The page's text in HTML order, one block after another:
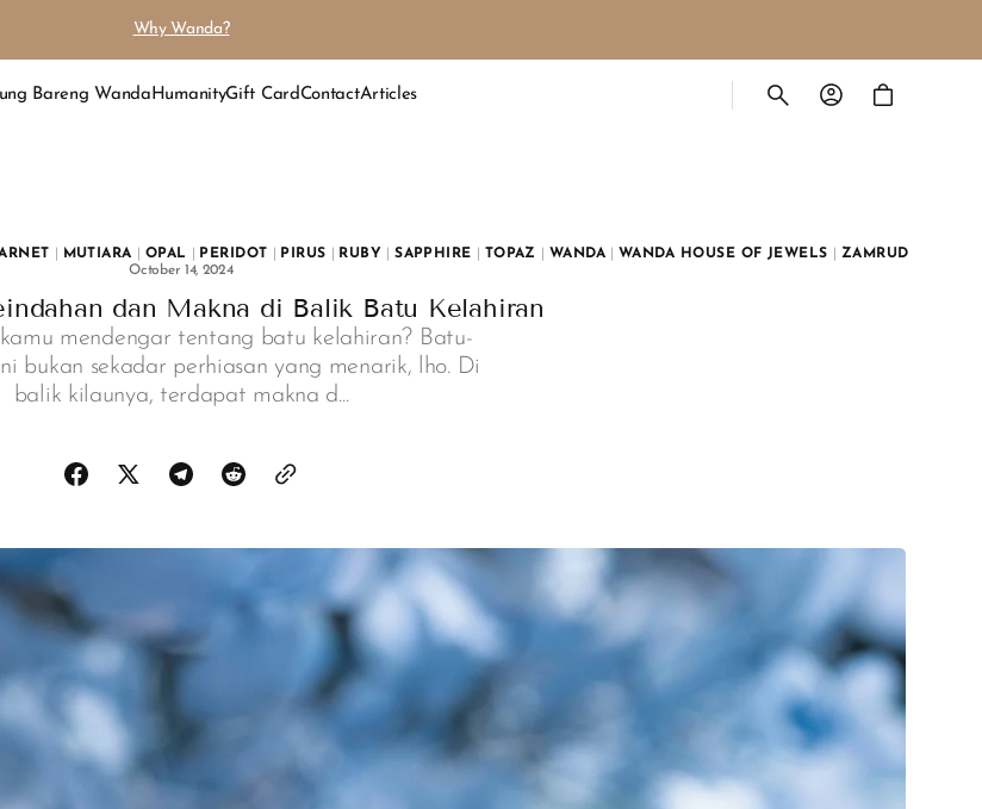
Why Wanda?
Bareng WandaHumanityGift CardContactArticles Cart
MUTIARA OPAL PERIDOT PIRUS RUBY SAPPHIRE TOPAZ WANDA WANDA HOUSE OF JEWELS
ZAMRUD
October 14, 2024
dan Makna di Balik Batu Kelahiran
mendengar tentang batu kelahiran? Batu-
bukan sekadar perhiasan yang menarik, lho. Di
balik kilaunya, terdapat makna d...